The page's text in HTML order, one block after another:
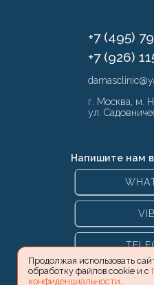
Продолжая использовать
обработку файлов cookie и с
конфиденциальности
+7 (495)
+7 (926)
г. Москва, м.
ул.
Напишите нам